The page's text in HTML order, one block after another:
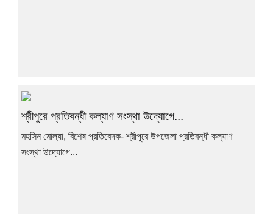
শ্রীপুরে প্রতিবন্ধী কল্যাণ সংস্থা উদ্যোগে...
মহসিন মোল্যা, বিশেষ প্রতিবেদক- শ্রীপুরে উপজেলা প্রতিবন্ধী কল্যাণ
সংস্থা উদ্যোগে...